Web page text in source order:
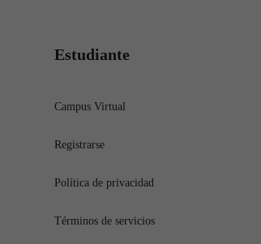
Estudiante
Campus Virtual
Registrarse
Política de privacidad
Términos de servicios